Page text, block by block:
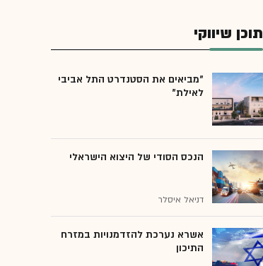
תוכן שיווקי
"מביאים את הסטנדרט התל אביבי
לאילת"
הנכס הסודי של היצוא הישראלי
דניאל איסלר
אשרא נערכת להזדמנויות במזרח
התיכון